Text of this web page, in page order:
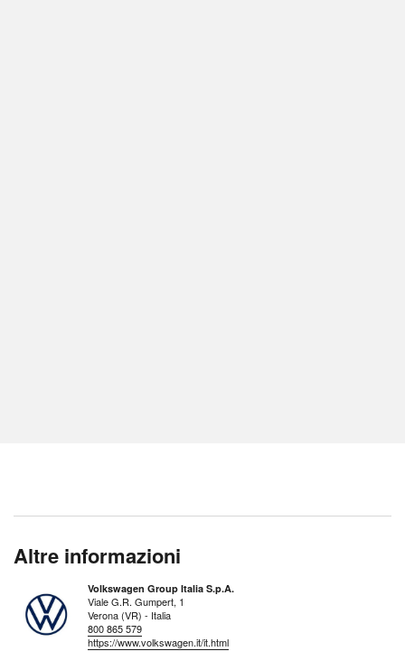
Altre informazioni
Volkswagen Group Italia S.p.A.
Viale G.R. Gumpert, 1
Verona (VR) - Italia
800 865 579
https://www.volkswagen.it/it.html